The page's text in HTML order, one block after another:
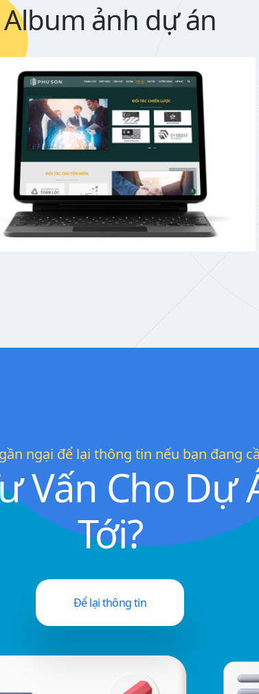
Album ảnh dự án
ngại để lại thông tin nếu bạn đang
Vấn Cho Dự
Tới?
Để lại thông tin